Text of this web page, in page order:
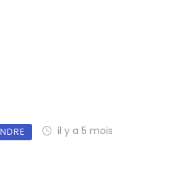
il y a 5 mois